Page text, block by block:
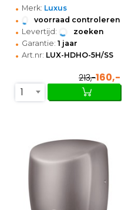
• Merk: Luxus
• voorraad controleren
• Levertijd: zoeken
• Garantie: 1 jaar
• Art.nr: LUX-HDHO-5H/SS
213,-160,-
1